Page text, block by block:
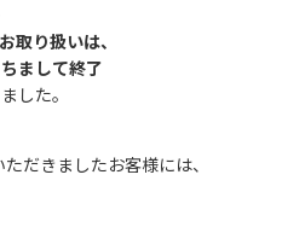
取り扱いは、
まして終了
した。
だきましたお客様には、